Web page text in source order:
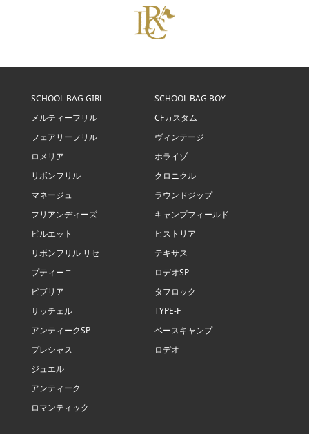
SCHOOL BAG GIRL
メルティーフリル
フェアリーフリル
ロメリア
リボンフリル
マネージュ
フリアンディーズ
ピルエット
リボンフリル リセ
プティーニ
ビブリア
サッチェル
アンティークSP
プレシャス
ジュエル
アンティーク
ロマンティック
SCHOOL BAG BOY
CFカスタム
ヴィンテージ
ホライゾ
クロニクル
ラウンドジップ
キャンプフィールド
ヒストリア
テキサス
ロデオSP
タフロック
TYPE-F
ベースキャンプ
ロデオ